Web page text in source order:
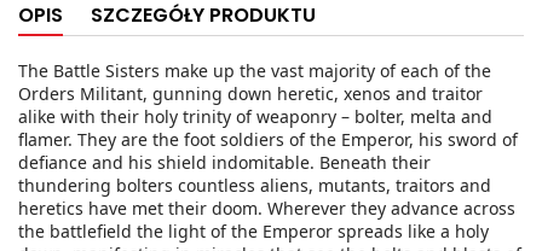
OPIS SZCZEGÓŁY PRODUKTU
The Battle Sisters make up the vast majority of each of the
Orders Militant, gunning down heretic, xenos and traitor
alike with their holy trinity of weaponry – bolter, melta and
flamer. They are the foot soldiers of the Emperor, his sword of
defiance and his shield indomitable. Beneath their
thundering bolters countless aliens, mutants, traitors and
heretics have met their doom. Wherever they advance across
the battlefield the light of the Emperor spreads like a holy